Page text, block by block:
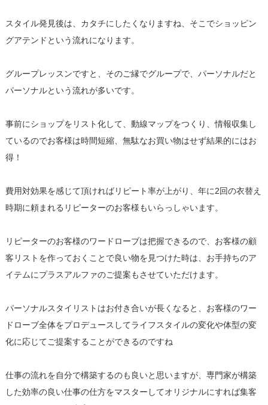
スタイル発見後は、カタチにしたくなりますね、そこでショッピン
グアテンドという流れになります。
グループレッスンですと、そのご縁でグループで、パーソナルだと
パーソナルという流れが多いです。
事前にショップをリスト化して、動線マップをつくり、情報収集し
ているのでお客様は時間短縮、無駄なお買い物はせず結果的にはお
得！
費用対効果を感じて頂ければリピート率が上がり、年に2回の衣替え
時期に頼まれるリピーターのお客様もいらっしゃいます。
リピーターのお客様のワードローブは把握できるので、お客様の顧
客リストを作っておくことで良い物を見つけた時は、お手持ちのア
イテムにプラスアルファのご提案もさせていただけます。
パーソナルスタイリストはお付き合いが長くなると、お客様のワー
ドローブ全体をプロデュースしてライフスタイルの変化や体型の変
化に応じてご提案することができるのですね
仕事の流れを自分で構築するのも良いと思いますが、専門家が構築
した効率の良い仕事の仕方をマスターしてオリジナルにすれば集客